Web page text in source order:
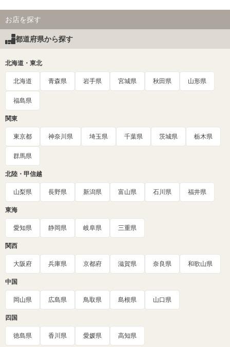
お店を探す
都道府県から探す
北海道・東北
北海道 青森県 岩手県 宮城県 秋田県 山形県
福島県
関東
東京都 神奈川県 埼玉県 千葉県 茨城県 栃木県
群馬県
北陸・甲信越
山梨県 長野県 新潟県 富山県 石川県 福井県
東海
愛知県 静岡県 岐阜県 三重県
関西
大阪府 兵庫県 京都府 滋賀県 奈良県 和歌山県
中国
岡山県 広島県 鳥取県 島根県 山口県
四国
徳島県 香川県 愛媛県 高知県